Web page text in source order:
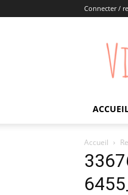
Connecter /
Accueil